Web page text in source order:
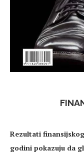
Rezultati
godini pokazuju da